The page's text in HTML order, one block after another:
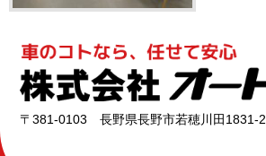
〒381-0103 長野県長野市若穂川田1831-2